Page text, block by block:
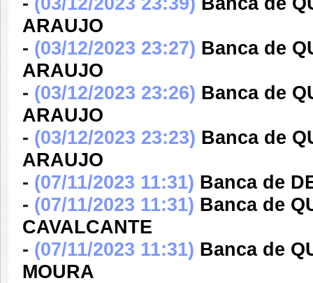
ARAUJO
- (03/12/2023 23:27) Banca de
ARAUJO
- (03/12/2023 23:26) Banca de
ARAUJO
- (03/12/2023 23:23) Banca de
ARAUJO
- (07/11/2023 11:31) Banca de
- (07/11/2023 11:31) Banca de
CAVALCANTE
- (07/11/2023 11:31) Banca de
MOURA